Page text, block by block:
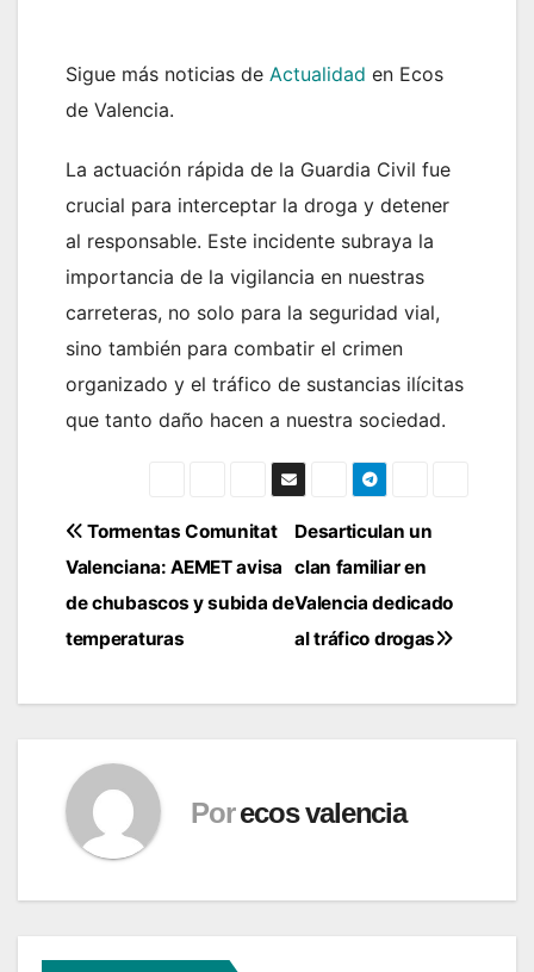
Sigue más noticias de Actualidad en Ecos
de Valencia.
La actuación rápida de la Guardia Civil fue
crucial para interceptar la droga y detener
al responsable. Este incidente subraya la
importancia de la vigilancia en nuestras
carreteras, no solo para la seguridad vial,
sino también para combatir el crimen
organizado y el tráfico de sustancias ilícitas
que tanto daño hacen a nuestra sociedad.
Navegación
de
entradas
Desarticulan un
clan familiar en
Valencia dedicado
al tráfico drogas
Tormentas Comunitat
Valenciana: AEMET avisa
de chubascos y subida de
temperaturas
Por ecos valencia